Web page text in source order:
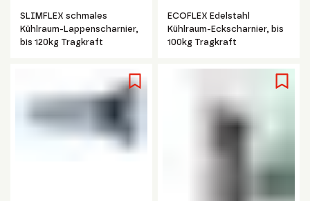
SLIMFLEX schmales
Kühlraum-Lappenscharnier,
bis 120kg Tragkraft
ECOFLEX Edelstahl
Kühlraum-Eckscharnier, bis
100kg Tragkraft